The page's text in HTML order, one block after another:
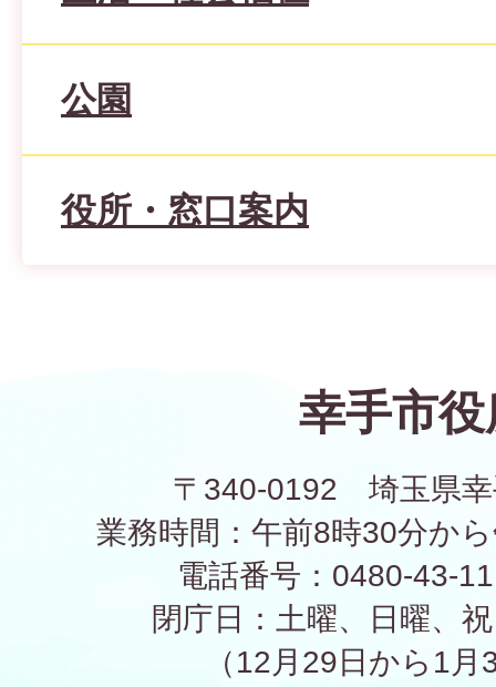
公園
役所・窓口案内
幸手市役
〒340-0192 埼玉県幸
業務時間：午前8時30分か
電話番号：0480-43-
閉庁日：土曜、日曜、
（12月29日から1